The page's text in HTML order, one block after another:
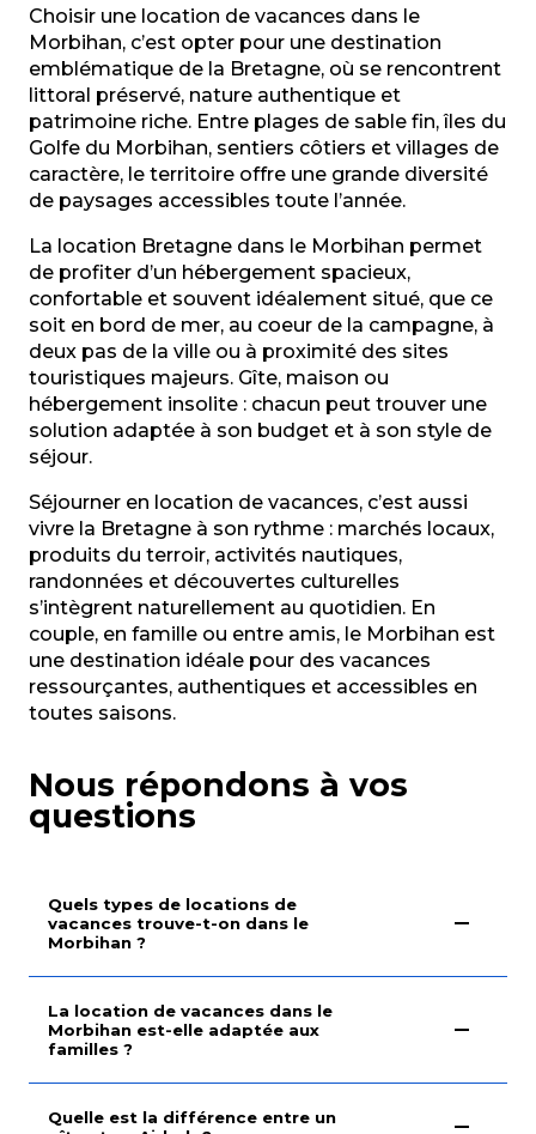
Seigneurie Fouquet Pesmacody_9
Le Cassiflor
Agence des druides - Location de vacances -
LACOUR Fabienne
La Cabane des Pêcheurs
Choisir une location de vacances dans le
Morbihan, c’est opter pour une destination
emblématique de la Bretagne, où se rencontrent
littoral préservé, nature authentique et
patrimoine riche. Entre plages de sable fin, îles du
Golfe du Morbihan, sentiers côtiers et villages de
caractère, le territoire offre une grande diversité
de paysages accessibles toute l’année.
La location Bretagne dans le Morbihan permet
de profiter d’un hébergement spacieux,
confortable et souvent idéalement situé, que ce
soit en bord de mer, au coeur de la campagne, à
deux pas de la ville ou à proximité des sites
touristiques majeurs. Gîte, maison ou
hébergement insolite : chacun peut trouver une
solution adaptée à son budget et à son style de
séjour.
Séjourner en location de vacances, c’est aussi
vivre la Bretagne à son rythme : marchés locaux,
produits du terroir, activités nautiques,
randonnées et découvertes culturelles
s’intègrent naturellement au quotidien. En
couple, en famille ou entre amis, le Morbihan est
une destination idéale pour des vacances
ressourçantes, authentiques et accessibles en
toutes saisons.
Nous répondons à vos
questions
Quels types de locations de
vacances trouve-t-on dans le
Morbihan ?
La location de vacances dans le
Morbihan est-elle adaptée aux
familles ?
Quelle est la différence entre un